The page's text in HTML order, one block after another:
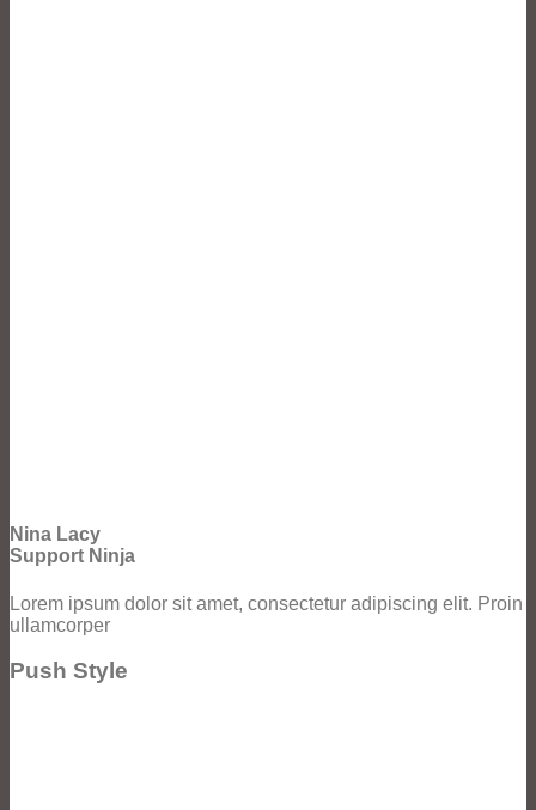
Nina Lacy
Support Ninja
Lorem ipsum dolor sit amet, consectetur adipiscing elit. Proin
ullamcorper
Push Style